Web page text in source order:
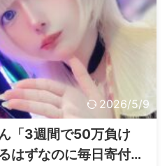
2026/5/9
「3週間で50万負け
はずなのに毎日寄付